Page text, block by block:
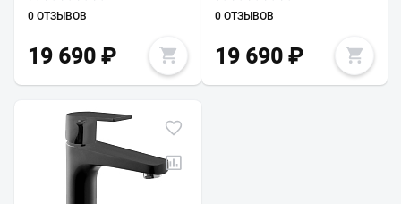
0 ОТЗЫВОВ
19 690 ₽
0 ОТЗЫВОВ
19 690₽